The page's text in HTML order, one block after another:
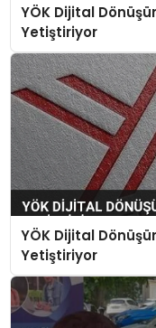
YÖK Dijital
Yetiştiriyor
YÖK Dijital
Yetiştiriyor